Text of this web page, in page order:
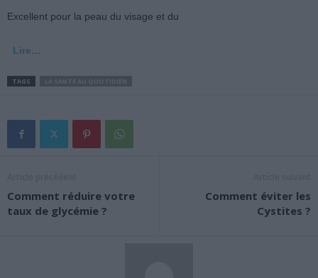
Excellent pour la peau du visage et du
Lire…
TAGS
Comment réduire votre
taux de glycémie ?
Comment éviter les
Cystites ?